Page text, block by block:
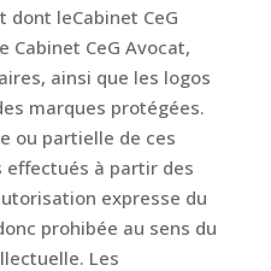
dont leCabinet CeG
Cabinet CeG Avocat,
ainsi que les logos
marques protégées.
ou partielle de ces
effectués à partir des
expresse du
prohibée au sens du
Les